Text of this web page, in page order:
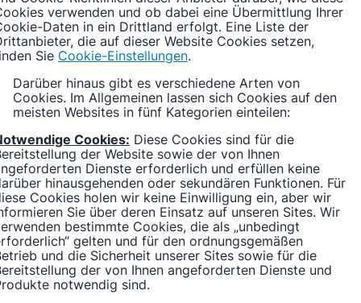
verwenden und ob dabei eine Übermittlung Ihrer
Daten in ein Drittland erfolgt. Eine Liste der
die auf dieser Website Cookies setzen,
Sie Cookie-Einstellungen.
Darüber hinaus gibt es verschiedene Arten von
Cookies. Im Allgemeinen lassen sich Cookies auf den
meisten Websites in fünf Kategorien einteilen:
Cookies: Diese Cookies sind für die
der Website sowie der von Ihnen
Dienste erforderlich und erfüllen keine
hinausgehenden oder sekundären Funktionen. Für
Cookies holen wir keine Einwilligung ein, aber wir
Sie über deren Einsatz auf unseren Sites. Wir
bestimmte Cookies, die als „unbedingt
gelten und für den ordnungsgemäßen
und die Sicherheit unserer Sites sowie für die
der von Ihnen angeforderten Dienste und
notwendig sind.